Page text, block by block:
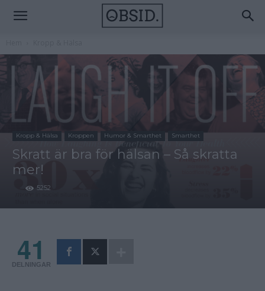
Kropp & Hälsa Kroppen Humor & Smarthet Smarthet
Skratt är bra för hälsan – Så skratta
mer!
5252
41
DELNINGAR